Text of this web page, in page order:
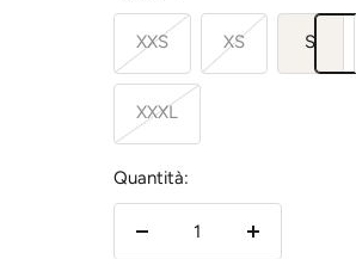
XXS XS S
XXXL
Quantità:
Diminuire
Aumenta